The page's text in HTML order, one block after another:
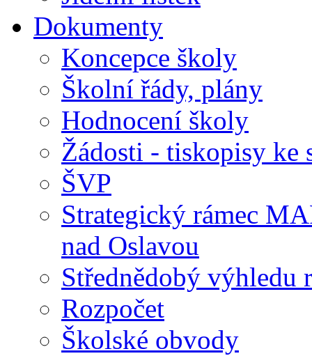
Dokumenty
Koncepce školy
Školní řády, plány
Hodnocení školy
Žádosti - tiskopisy ke
ŠVP
Strategický rámec
nad Oslavou
Střednědobý výhledu
Rozpočet
Školské obvody